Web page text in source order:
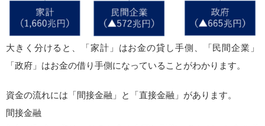
大きく分けると、「家計」はお金の貸し手側、「民間企業」
「政府」はお金の借り手側になっていることがわかります。
資金の流れには「間接金融」と「直接金融」があります。
間接金融